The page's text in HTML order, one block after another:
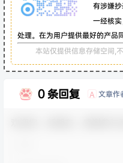
有涉嫌
一经核
处理。在为用户提供最好的产品
本站仅提供信息存储空间,
0 条回复 A 文章作